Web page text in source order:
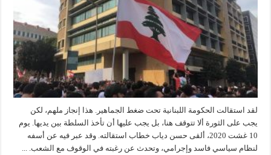
لقد استقالت الحكومة اللبنانية تحت ضغط الجماهير. هذا إنجاز ملهم، لكن
يجب على الثورة ألا تتوقف هنا، بل يجب عليها أن تأخذ السلطة بين يديها. يوم
10 غشت 2020، ألقى حسن دياب خطاب استقالته. وقد عبر فيه عن أسفه
لنظام سياسي فاسد وإجرامي، وتحدث عن رغبته في الوقوف مع الشعب. ...